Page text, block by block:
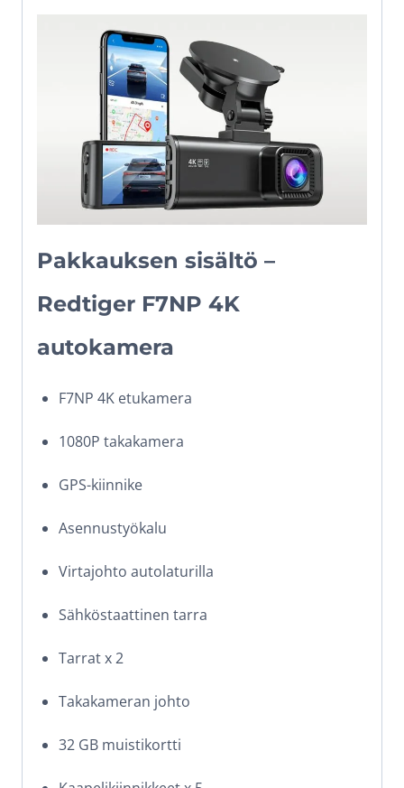
Pakkauksen sisältö –
Redtiger F7NP 4K
autokamera
F7NP 4K etukamera
1080P takakamera
GPS-kiinnike
Asennustyökalu
Virtajohto autolaturilla
Sähköstaattinen tarra
Tarrat x 2
Takakameran johto
32 GB muistikortti